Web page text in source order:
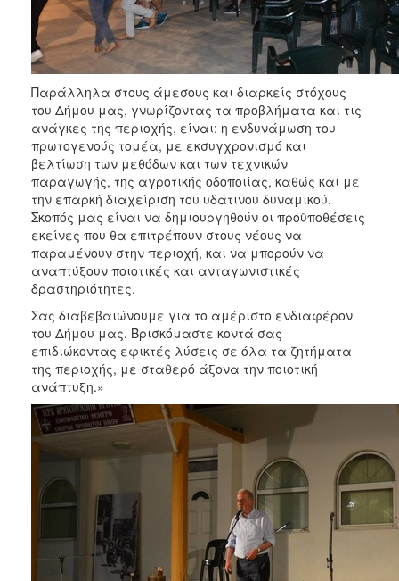
Παράλληλα στους άμεσους και διαρκείς στόχους
του Δήμου μας, γνωρίζοντας τα προβλήματα και τις
ανάγκες της περιοχής, είναι: η ενδυνάμωση του
πρωτογενούς τομέα, με εκσυγχρονισμό και
βελτίωση των μεθόδων και των τεχνικών
παραγωγής, της αγροτικής οδοποιίας, καθώς και με
την επαρκή διαχείριση του υδάτινου δυναμικού.
Σκοπός μας είναι να δημιουργηθούν οι προϋποθέσεις
εκείνες που θα επιτρέπουν στους νέους να
παραμένουν στην περιοχή, και να μπορούν να
αναπτύξουν ποιοτικές και ανταγωνιστικές
δραστηριότητες.
Σας διαβεβαιώνουμε για το αμέριστο ενδιαφέρον
του Δήμου μας. Βρισκόμαστε κοντά σας
επιδιώκοντας εφικτές λύσεις σε όλα τα ζητήματα
της περιοχής, με σταθερό άξονα την ποιοτική
ανάπτυξη.»